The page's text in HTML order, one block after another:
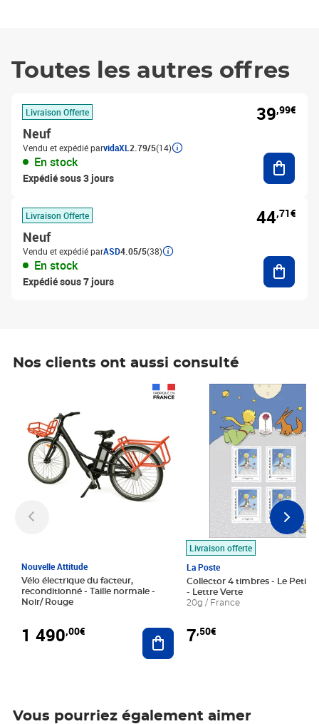
Toutes les autres offres
Livraison Offerte
Neuf
Vendu et expédié parvidaXL 2.79/5(14)
En stock
Expédié sous 3 jours
39,99€
Livraison Offerte
Neuf
Vendu et expédié parASD4.05/5(38)
En stock
Expédié sous 7 jours
44,71€
Nos clients ont aussi consulté
Nouvelle Attitude
Vélo électrique du facteur,
reconditionné - Taille normale -
Noir/ Rouge
1 490,00€ Ajouter au panier
Livraison offerte
La Poste
Collector 4 timbres - Le Petit
- Lettre Verte
20g / France
7,50€
Prix 7,50€
Vous pourriez également aimer